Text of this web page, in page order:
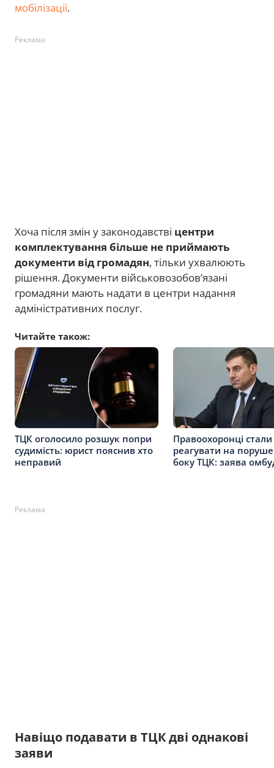
мобілізації.
Реклама
Хоча після змін у законодавстві центри
комплектування більше не приймають
документи від громадян, тільки ухвалюють
рішення. Документи військовозобов’язані
громадяни мають надати в центри надання
адміністративних послуг.
Читайте також:
ТЦК оголосило розшук попри
судимість: юрист пояснив хто
неправий
Правоохоронці
реагувати на
боку ТЦК: заява
Реклама
Навіщо подавати в ТЦК дві однакові
заяви